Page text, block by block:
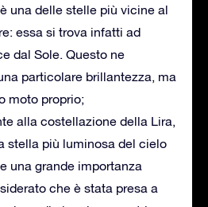
una delle stelle più vicine al
essa si trova infatti ad
dal Sole. Questo ne
particolare brillantezza, ma
moto proprio;
alla costellazione della Lira,
stella più luminosa del cielo
una grande importanza
che è stata presa a